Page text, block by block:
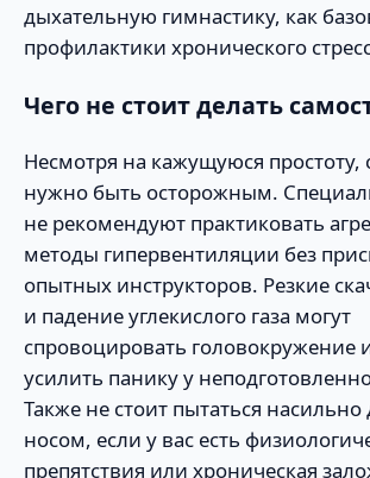
дыхательную гимнастику, как
профилактики хронического
Чего не стоит делать
Несмотря на кажущуюся простоту,
нужно быть осторожным.
не рекомендуют практиковать
методы гипервентиляции без
опытных инструкторов. Резкие
и падение углекислого газа могут
спровоцировать головокружение
усилить панику у
Также не стоит пытаться
носом, если у вас есть
препятствия или хроническая